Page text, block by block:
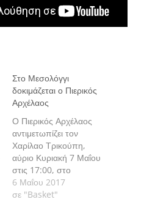
Στο Μεσολόγγι
δοκιμάζεται ο Πιερικός
Αρχέλαος
Ο Πιερικός Αρχέλαος
αντιμετωπίζει τον
Χαρίλαο Τρικούπη,
αύριο Κυριακή 7 Μαΐου
στις 17:00, στο
Δημοτικό Αθλητικό
Κέντρο Μεσολογγίου,
6 Μαΐου 2017
σε "Basket"